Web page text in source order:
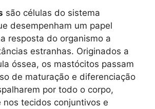
são células do sistema
desempenham um papel
resposta do organismo a
estranhas. Originados a
óssea, os mastócitos passam
de maturação e diferenciação
por todo o corpo,
nos tecidos conjuntivos e